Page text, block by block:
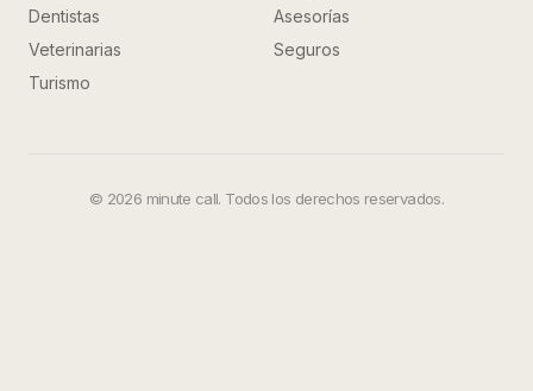
Dentistas
Asesorías
Veterinarias
Seguros
Turismo
© 2026 minute call. Todos los derechos reservados.